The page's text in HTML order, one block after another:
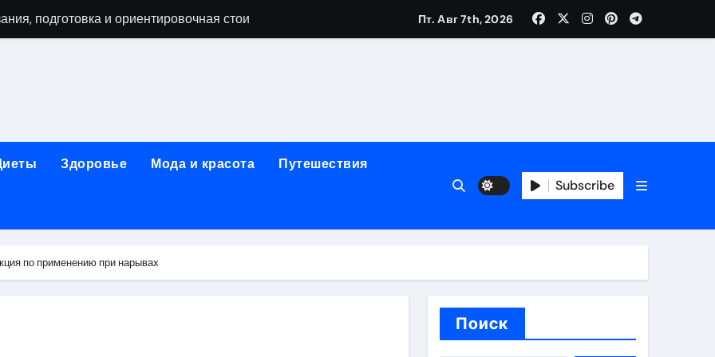
подготовка и ориентировочная стоимость исследования
консультации и подготовка
Пт. Авг 7th, 2026
Здоровье Мода и красота Путешествия
Subscribe
по применению при нарывах
Поиск